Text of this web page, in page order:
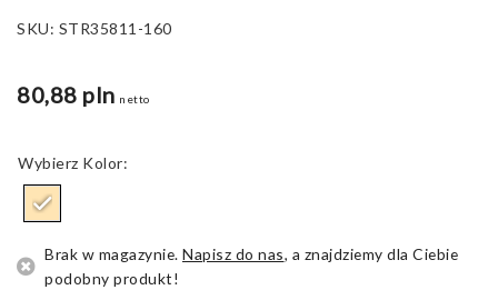
SKU: STR35811-160
80,88 pln netto
Kolor
Brak w magazynie. Napisz do nas, a znajdziemy dla Ciebie
podobny produkt!